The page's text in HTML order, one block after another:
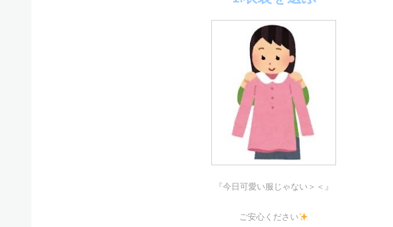
『今日可愛い服じゃない＞＜』
ご安心ください